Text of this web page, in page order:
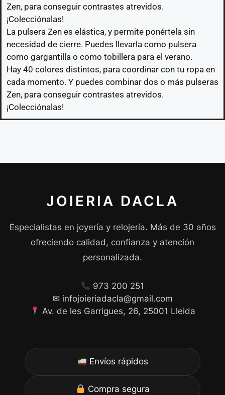
Zen, para conseguir contrastes atrevidos.
¡Colecciónalas!
La pulsera Zen es elástica, y permite ponértela sin
necesidad de cierre. Puedes llevarla como pulsera
como gargantilla o como tobillera para el verano.
Hay 40 colores distintos, para coordinar con tu ropa en
cada momento. Y puedes combinar dos o más pulseras
Zen, para conseguir contrastes atrevidos.
¡Colecciónalas!
JOIERIA DACLA
Especialistas en joyería y relojería. Más de 30 años
ofreciendo calidad, confianza y atención
personalizada.
973 200 251
✉ infojoieriadacla@gmail.com
Av. de les Garrigues, 26, 25001 Lleida
Envíos rápidos
Compra segura